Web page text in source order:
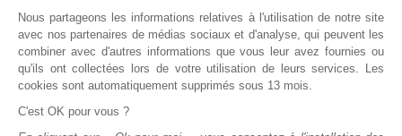
ALERTES EMAIL
Restez informé et inscrivez vous à notre newsletter :
Nous partageons les informations relatives à l'utilisation de notre site
avec nos partenaires de médias sociaux et d'analyse, qui peuvent les
combiner avec d'autres informations que vous leur avez fournies ou
qu'ils ont collectées lors de votre utilisation de leurs services. Les
cookies sont automatiquement supprimés sous 13 mois.
C'est OK pour vous ?